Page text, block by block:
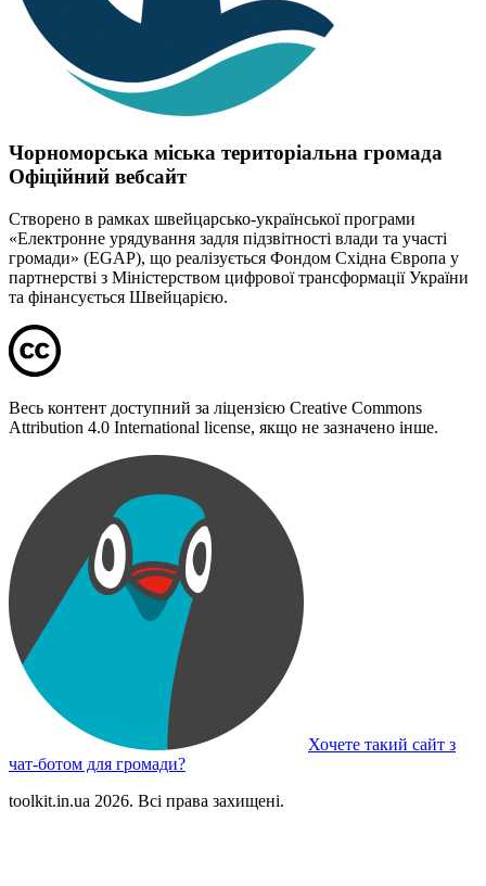
Чорноморська міська територіальна громада
Офіційний вебсайт
Створено в рамках швейцарсько-української програми
«Електронне урядування задля підзвітності влади та участі
громади» (EGAP), що реалізується Фондом Східна Європа у
партнерстві з Міністерством цифрової трансформації України
та фінансується Швейцарією.
Весь контент доступний за ліцензією Creative Commons
Attribution 4.0 International license, якщо не зазначено інше.
Хочете такий сайт з
чат-ботом для громади?
toolkit.in.ua 2026. Всі права захищені.